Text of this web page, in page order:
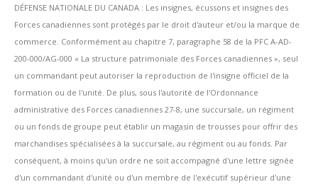
DÉFENSE NATIONALE DU CANADA : Les insignes, écussons et insignes des
Forces canadiennes sont protégés par le droit d'auteur et/ou la marque de
commerce. Conformément au chapitre 7, paragraphe 58 de la PFC A-AD-
200-000/AG-000 « La structure patrimoniale des Forces canadiennes », seul
un commandant peut autoriser la reproduction de l'insigne officiel de la
formation ou de l'unité. De plus, sous l'autorité de l'Ordonnance
administrative des Forces canadiennes 27-8, une succursale, un régiment
ou un fonds de groupe peut établir un magasin de trousses pour offrir des
marchandises spécialisées à la succursale, au régiment ou au fonds. Par
conséquent, à moins qu'un ordre ne soit accompagné d'une lettre signée
d'un commandant d'unité ou d'un membre de l'exécutif supérieur d'une